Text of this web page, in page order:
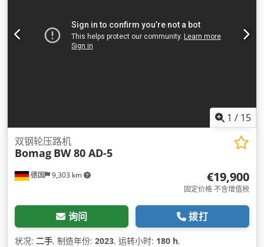
1 / 15
德国 9,303 km
双钢轮压路机
Bomag BW 80 AD-5
€19,900
固定价格 不含增值税
询问 拨打
状况: 二手, 制造年份: 2023, 运转小时: 180 h,